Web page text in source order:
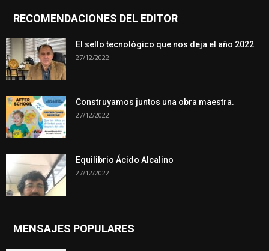
RECOMENDACIONES DEL EDITOR
El sello tecnológico que nos deja el año 2022
27/12/2022
Construyamos juntos una obra maestra.
27/12/2022
Equilibrio Ácido Alcalino
27/12/2022
MENSAJES POPULARES